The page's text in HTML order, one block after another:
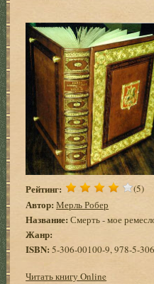
Рейтинг: (5)
Автор: Мерль Робер
Название: Смерть - мое
Жанр:
ISBN: 5-306-00100-9, 978-5-
Читать книгу Online